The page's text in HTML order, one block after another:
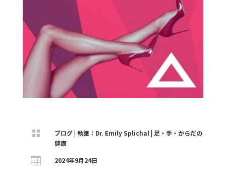
 ブログ| 執筆：Dr. Emily Splichal| 足・手・からだの
健康
 2024年9月24日